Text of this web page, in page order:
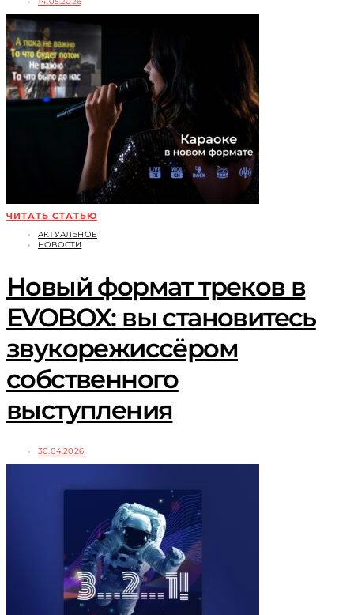
ЧИТАТЬ СТАТЬЮ
АКТУАЛЬНОЕ
НОВОСТИ
Новый формат треков в
EVOBOX: вы становитесь
звукорежиссёром
собственного
выступления
30.04.2026